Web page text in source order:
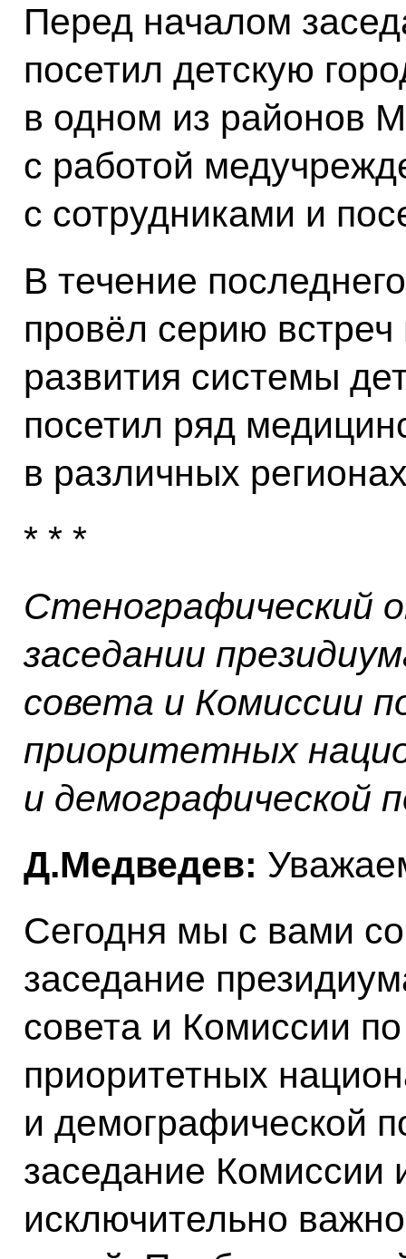
Перед началом
посетил детскую
в одном из районов
с работой
с сотрудниками и
В течение
провёл серию
развития системы
посетил ряд
в различных
* * *
Стенографический
заседании
совета и Комиссии
приоритетных
и демографической
Д.Медведев:
Сегодня мы с вами
заседание
совета и Комиссии
приоритетных
и демографической
заседание Комиссии
исключительно